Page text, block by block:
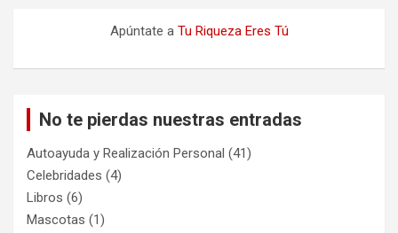
Apúntate a Tu Riqueza Eres Tú
No te pierdas nuestras entradas
Autoayuda y Realización Personal (41)
Celebridades (4)
Libros (6)
Mascotas (1)